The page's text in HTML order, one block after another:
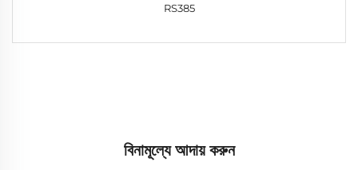
RS385
বিনামূল্যে আদায় করুন